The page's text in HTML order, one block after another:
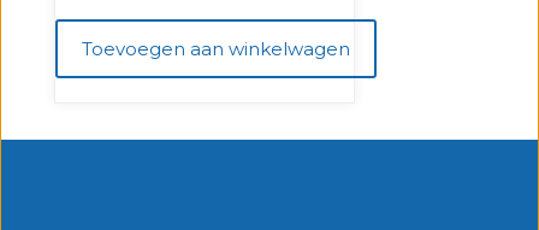
Toevoegen aan winkelwagen